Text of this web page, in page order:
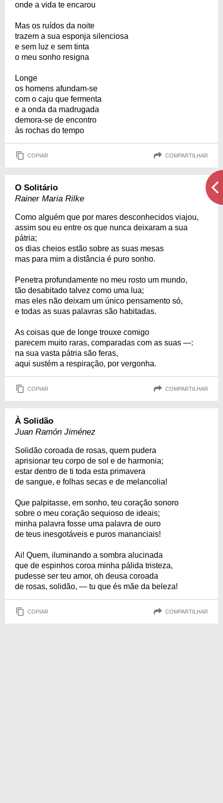
onde a vida te encarou
Mas os ruídos da noite
trazem a sua esponja silenciosa
e sem luz e sem tinta
o meu sonho resigna
Longe
os homens afundam-se
com o caju que fermenta
e a onda da madrugada
demora-se de encontro
às rochas do tempo
COPIAR COMPARTILHAR
O Solitário
Rainer Maria Rilke
Como alguém que por mares desconhecidos viajou,
assim sou eu entre os que nunca deixaram a sua
pátria;
os dias cheios estão sobre as suas mesas
mas para mim a distância é puro sonho.
Penetra profundamente no meu rosto um mundo,
tão desabitado talvez como uma lua;
mas eles não deixam um único pensamento só,
e todas as suas palavras são habitadas.
As coisas que de longe trouxe comigo
parecem muito raras, comparadas com as suas —:
na sua vasta pátria são feras,
aqui sustém a respiração, por vergonha.
COPIAR COMPARTILHAR
À Solidão
Juan Ramón Jiménez
Solidão coroada de rosas, quem pudera
aprisionar teu corpo de sol e de harmonia;
estar dentro de ti toda esta primavera
de sangue, e folhas secas e de melancolia!
Que palpitasse, em sonho, teu coração sonoro
sobre o meu coração sequioso de ideais;
minha palavra fosse uma palavra de ouro
de teus inesgotáveis e puros mananciais!
Ai! Quem, iluminando a sombra alucinada
que de espinhos coroa minha pálida tristeza,
pudesse ser teu amor, oh deusa coroada
de rosas, solidão, — tu que és mãe da beleza!
COPIAR COMPARTILHAR